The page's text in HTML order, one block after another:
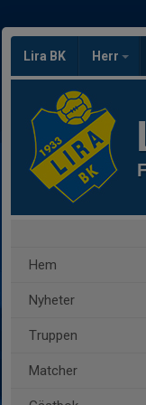
Lira BK Herr
Hem
Nyheter
Truppen
Matcher